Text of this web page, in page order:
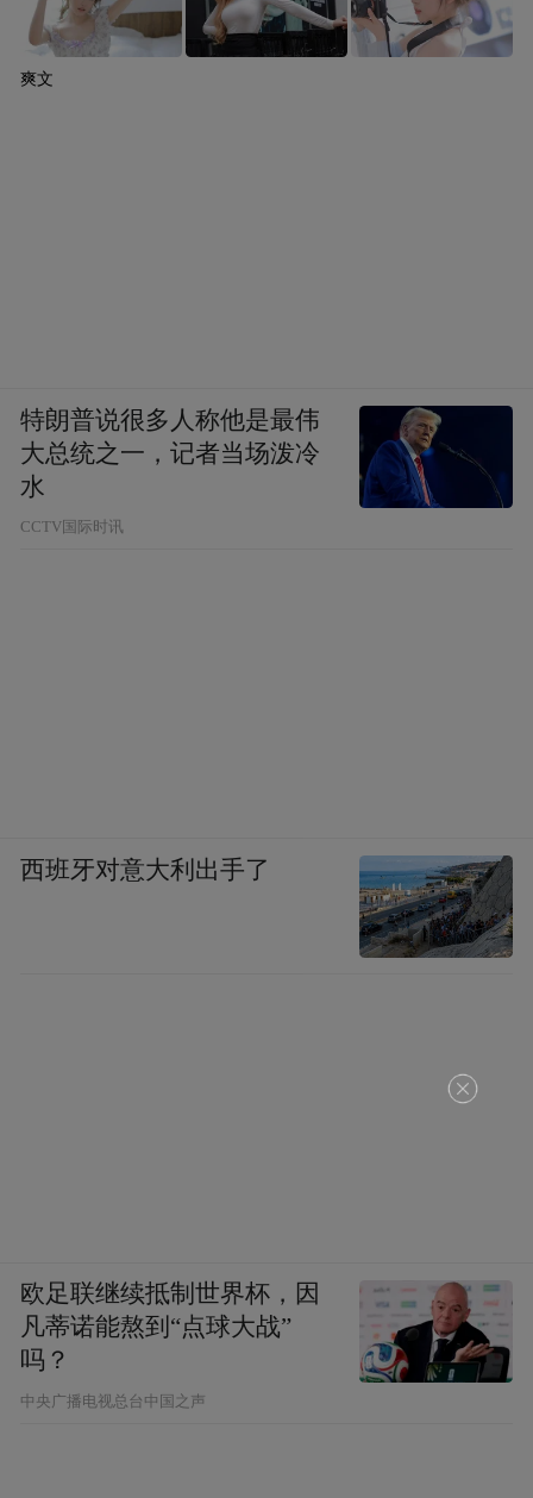
爽文
特朗普说很多人称他是最伟
大总统之一，记者当场泼冷
水
CCTV国际时讯
西班牙对意大利出手了
欧足联继续抵制世界杯，因
凡蒂诺能熬到“点球大战”
吗？
中央广播电视总台中国之声